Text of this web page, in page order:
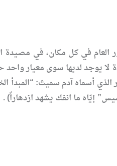
العام في كل مكان، في
لا يوجد لديها سوى معيار
الذي أسماه آدم سميث:
إيّاه ما انفك يشهد ازدهاراً) .